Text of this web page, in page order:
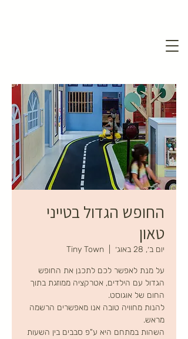
החופש הגדול בטייני
טאון
יום ב׳, 28 באוג׳ Tiny Town
על מנת לאפשר לכם לתכנן את החופש
הגדול עם הילדים, אטרקציה ממוזגת בתוך
להנות מחוויה טובה אנו מאפשרים הרשמה
השהות במתחם היא ע"פ סבבים בין השעות